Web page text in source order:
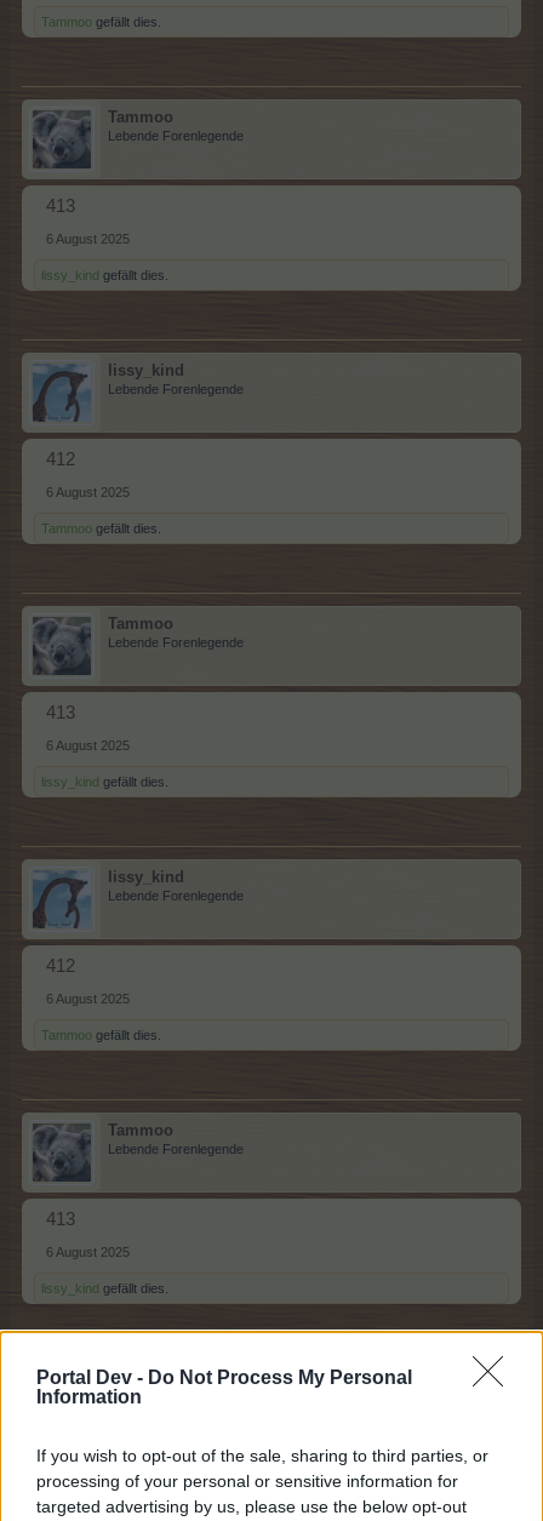
Portal Dev - Do Not Process My Personal
Information
If you wish to opt-out of the sale, sharing to third parties, or
processing of your personal or sensitive information for
targeted advertising by us, please use the below opt-out
Tammoo gefällt dies.
Tammoo
Lebende Forenlegende
413
6 August 2025
lissy_kind gefällt dies.
lissy_kind
Lebende Forenlegende
412
6 August 2025
Tammoo gefällt dies.
Tammoo
Lebende Forenlegende
413
6 August 2025
lissy_kind gefällt dies.
lissy_kind
Lebende Forenlegende
412
6 August 2025
Tammoo gefällt dies.
Tammoo
Lebende Forenlegende
413
6 August 2025
lissy_kind gefällt dies.
lissy_kind
Lebende Forenlegende
6 August 2025